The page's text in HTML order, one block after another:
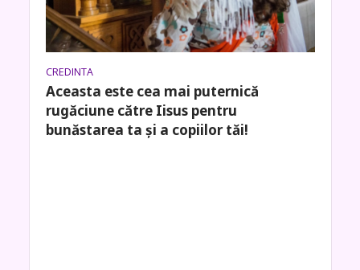
CREDINTA
Aceasta este cea mai puternică
rugăciune către Iisus pentru
bunăstarea ta și a copiilor tăi!